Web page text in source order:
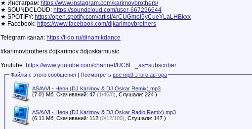
★ Инстаграм: https://www.instagram.com/karimovbrothers/
★ SOUNDCLOUD: https://soundcloud.com/user-667296644
★ SPOTIFY: https://open.spotify.com/artist/4rCUGmoI5yCueYLaLHBkxx
★ Facebook: https://www.facebook.com/djkarimovbrothers
Telegram канал: https://t-do.ru/dinamikdance
#karimovbrothers #djkarimov #djoskarmusic
Youtube: https://www.youtube.com/channel/UC6t..._as=subscriber
Файлы с этого сообщения | Посмотретьвсе mp3 этого автора
ASAVVI - Неон (DJ Karimov & DJ Oskar Remix).mp3
(7.01 Мб, Скачиваний: 47(1/46/0) , Слушали: 224 )
ASAVVI - Неон (DJ Karimov & DJ Oskar Radio Remix).mp3
(6.11 Мб, Скачиваний: 112(0/12/100) , Слушали: 147 )